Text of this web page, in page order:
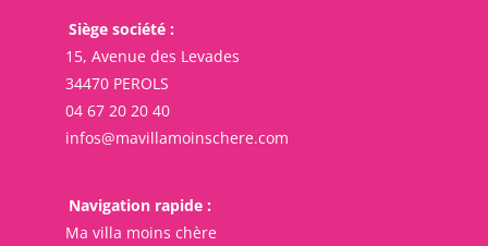
Siège société :
15, Avenue des Levades
34470 PEROLS
04 67 20 20 40
infos@mavillamoinschere.com
Navigation rapide :
Ma villa moins chère